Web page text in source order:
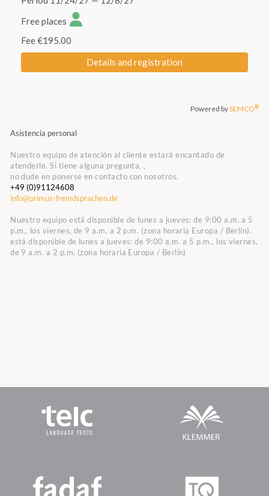
Asistencia personal
Nuestro equipo de atención al cliente estará encantado de
atenderle. Si tiene alguna pregunta, ,
no dude en ponerse en contacto con nosotros.
+49 (0)91124608
info@primus-fremdsprachen.de
Nuestro equipo está disponible de lunes a jueves: de 9:00 a.m. a 5
p.m., los viernes, de 9 a.m. a 2 p.m. (zona horaria Europa / Berlín).
está disponible de lunes a jueves: de 9:00 a.m. a 5 p.m., los viernes,
de 9 a.m. a 2 p.m. (zona horaria Europa / Berlín)